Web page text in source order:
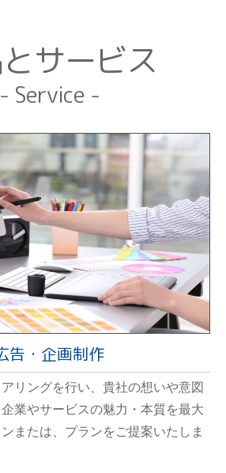
サービス
- Service -
告・企画制作
リングを行い、貴社の想いや意図
業やサービスの魅力・本質を最大
または、プランをご提案いたしま